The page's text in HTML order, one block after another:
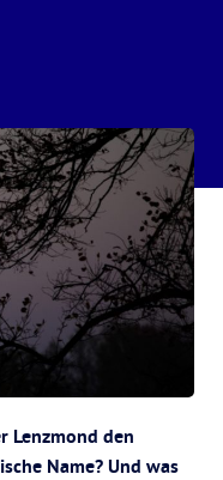
Lenzmond den
Name? Und was